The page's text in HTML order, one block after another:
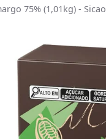
75% (1,01kg) - Sicao